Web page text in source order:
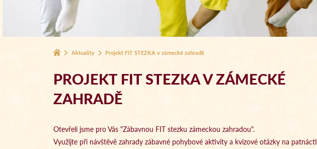
Aktuality Projekt FIT STEZKA v zámecké zahradě
PROJEKT FIT STEZKA V ZÁMECKÉ
ZAHRADĚ
Otevřeli jsme pro Vás "Zábavnou FIT stezku zámeckou zahradou".
Využijte při návštěvě zahrady zábavné pohybové aktivity a kvízové otázky na patnácti